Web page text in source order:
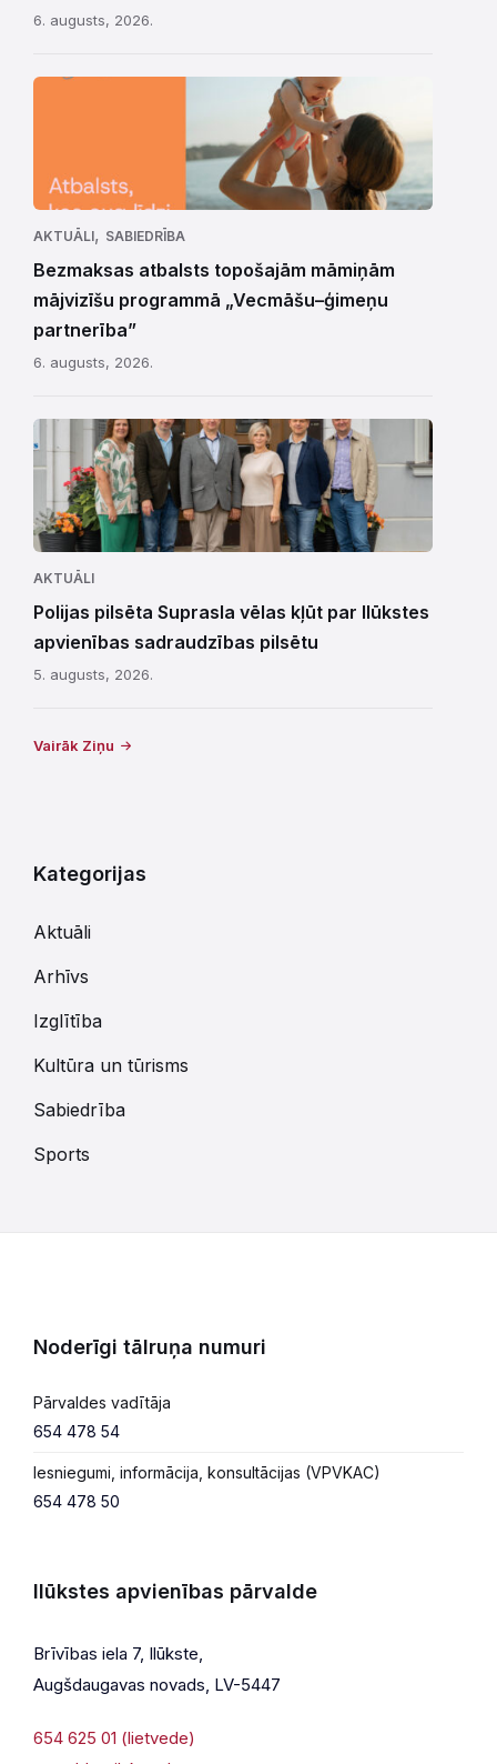
6. augusts, 2026.
AKTUĀLI, SABIEDRĪBA
Bezmaksas atbalsts topošajām māmiņām
mājvizīšu programmā „Vecmāšu–ģimeņu
partnerība”
6. augusts, 2026.
AKTUĀLI
Polijas pilsēta Suprasla vēlas kļūt par Ilūkstes
apvienības sadraudzības pilsētu
5. augusts, 2026.
Vairāk Ziņu
Kategorijas
Aktuāli
Arhīvs
Izglītība
Kultūra un tūrisms
Sabiedrība
Sports
Noderīgi tālruņa numuri
Pārvaldes vadītāja
654 478 54
Iesniegumi, informācija, konsultācijas (VPVKAC)
654 478 50
Ilūkstes apvienības pārvalde
Brīvības iela 7, Ilūkste,
Augšdaugavas novads, LV-5447
654 625 01 (lietvede)